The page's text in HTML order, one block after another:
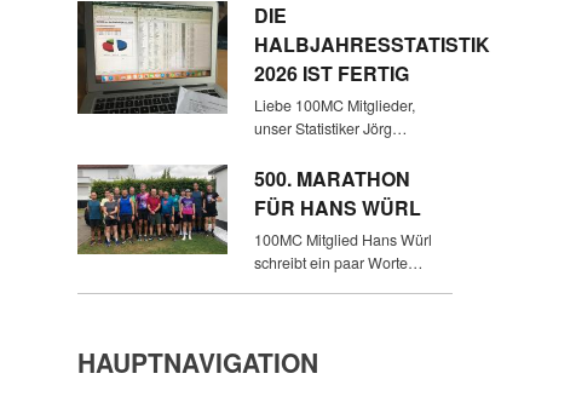
DIE
HALBJAHRESSTATISTIK
2026 IST FERTIG
Liebe 100MC Mitglieder,
unser Statistiker Jörg…
500. MARATHON
FÜR HANS WÜRL
100MC Mitglied Hans Würl
schreibt ein paar Worte…
HAUPTNAVIGATION